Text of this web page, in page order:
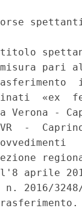
misura
«ex
Verona -
-
aprile
2016/